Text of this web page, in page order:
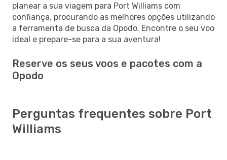
planear a sua viagem para Port Williams com
confiança, procurando as melhores opções utilizando
a ferramenta de busca da Opodo. Encontre o seu voo
ideal e prepare-se para a sua aventura!
Reserve os seus voos e pacotes com a
Opodo
Perguntas frequentes sobre Port
Williams